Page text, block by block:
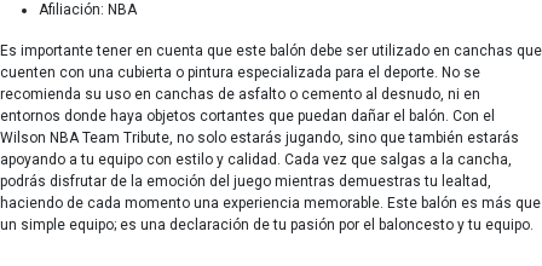
Afiliación: NBA
Es importante tener en cuenta que este balón debe ser utilizado en canchas que
cuenten con una cubierta o pintura especializada para el deporte. No se
recomienda su uso en canchas de asfalto o cemento al desnudo, ni en
entornos donde haya objetos cortantes que puedan dañar el balón. Con el
Wilson NBA Team Tribute, no solo estarás jugando, sino que también estarás
apoyando a tu equipo con estilo y calidad. Cada vez que salgas a la cancha,
podrás disfrutar de la emoción del juego mientras demuestras tu lealtad,
haciendo de cada momento una experiencia memorable. Este balón es más que
un simple equipo; es una declaración de tu pasión por el baloncesto y tu equipo.